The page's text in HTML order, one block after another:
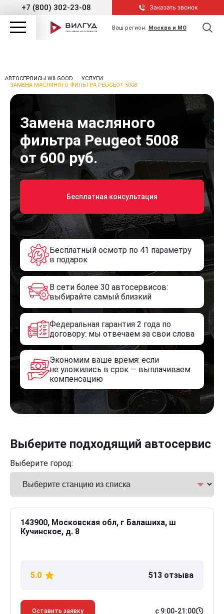
+7 (800) 302-23-08 Заказать звонок
Ваш регион: Москва и МО
АВТОСЕРВИСЫ WILGOOD
УСЛУГИ
ЗАМЕНА МАСЛЯНОГО ФИЛЬТРА PEUGEOT 5008
Замена масляного
фильтра Peugeot 5008
от 600 руб.
Бесплатная консультация
Бесплатный осмотр по 41 параметру
в подарок
В сети более 30 автосервисов:
выбирайте самый близкий
Федеральная гарантия 2 года по
договору: мы отвечаем за свои слова
Экономим ваше время: если
не уложились в срок — выплачиваем
компенсацию
Выберите подходящий автосервис
Выберите город:
143900, Московская обл, г Балашиха, ш
Кучинское, д. 8
5.0 513 отзыва
Оставить заявку с 9:00-21:00